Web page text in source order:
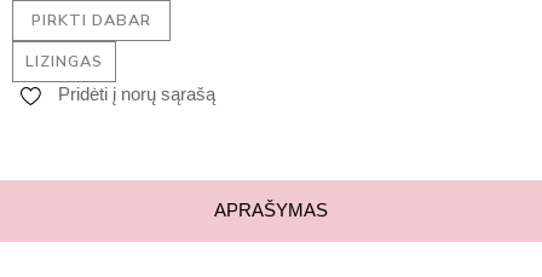
PIRKTI DABAR
LIZINGAS
Pridėti į norų sąrašą
APRAŠYMAS